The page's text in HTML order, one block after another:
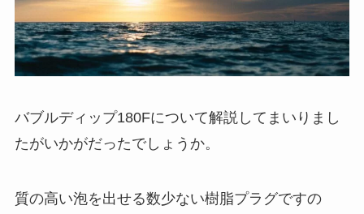
バブルディップ180Fについて解説してまいりまし
たがいかがだったでしょうか。
質の高い泡を出せる数少ない樹脂プラグですの